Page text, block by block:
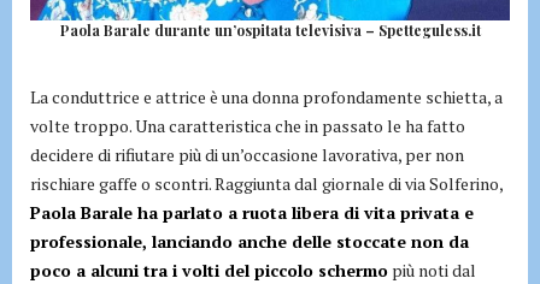
Paola Barale durante un’ospitata televisiva – Spetteguless.it
La conduttrice e attrice è una donna profondamente schietta, a
volte troppo. Una caratteristica che in passato le ha fatto
decidere di rifiutare più di un’occasione lavorativa, per non
rischiare gaffe o scontri. Raggiunta dal giornale di via Solferino,
Paola Barale ha parlato a ruota libera di vita privata e
professionale, lanciando anche delle stoccate non da
poco a alcuni tra i volti del piccolo schermo più noti dal